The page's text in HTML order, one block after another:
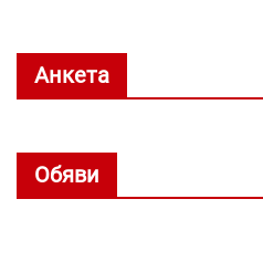
Анкета
Обяви